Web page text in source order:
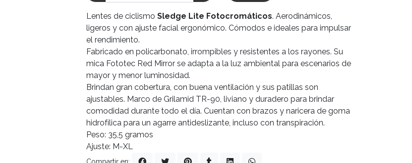
Lentes de ciclismo Sledge Lite Fotocromáticos. Aerodinámicos,
ligeros y con ajuste facial ergonómico. Cómodos e ideales para impulsar
el rendimiento.
Fabricado en policarbonato, irrompibles y resistentes a los rayones. Su
mica Fototec Red Mirror se adapta a la luz ambiental para escenarios de
mayor y menor luminosidad.
Brindan gran cobertura, con buena ventilación y sus patillas son
ajustables. Marco de Grilamid TR-90, liviano y duradero para brindar
comodidad durante todo el día. Cuentan con brazos y naricera de goma
hidrofílica para un agarre antideslizante, incluso con transpiración.
Peso: 35,5 gramos
Ajuste: M-XL